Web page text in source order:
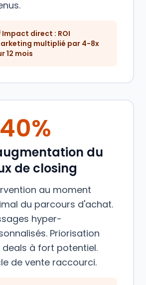
Impact direct : ROI
multiplié par 4-8x
12 mois
du
de closing
au moment
du parcours d'achat.
hyper-
Priorisation
deals à fort potentiel.
de vente raccourci.